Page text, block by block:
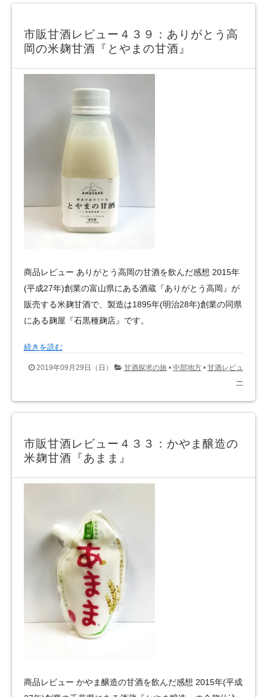
市販甘酒レビュー４３９：ありがとう高
岡の米麹甘酒『とやまの甘酒』
商品レビュー ありがとう高岡の甘酒を飲んだ感想 2015年
(平成27年)創業の富山県にある酒蔵『ありがとう高岡』が
販売する米麹甘酒で、製造は1895年(明治28年)創業の同県
にある麹屋『石黒種麹店』です。
続きを読む
2019年09月29日（日） 甘酒探求の旅 • 中部地方 • 甘酒レビュ
ー
市販甘酒レビュー４３３：かやま醸造の
米麹甘酒『あまま』
商品レビュー かやま醸造の甘酒を飲んだ感想 2015年(平成